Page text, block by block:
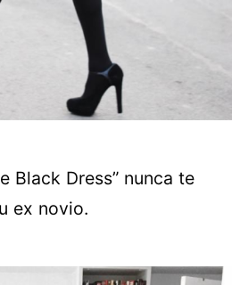
Black Dress” nunca te
ex novio.